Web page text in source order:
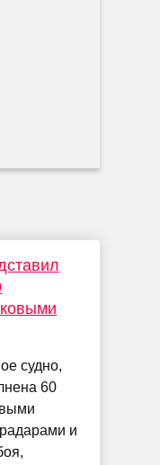
судно,
60
и